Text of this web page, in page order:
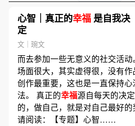
心智｜真正的幸福是自我决
定
文｜琬文
而去参加一些无意义的社交活
场面很大，其实虚得很，没有
创作最重要，这也是一直保持
法。 真正的幸福源自每天的决
的，做自己，就是对自己最好
请阅读：【专题】心智……